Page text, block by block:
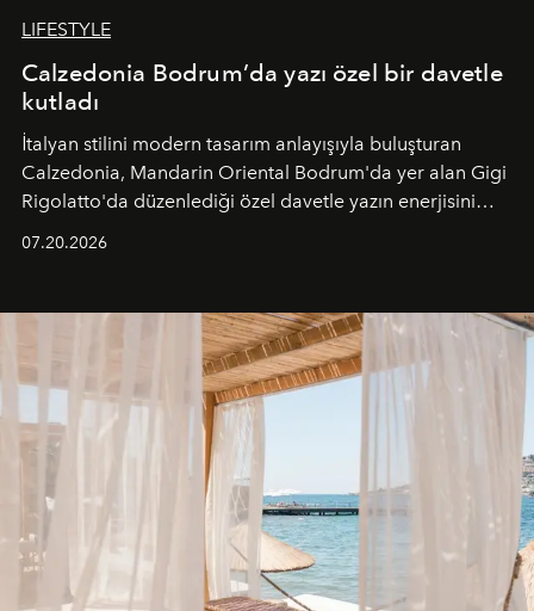
LIFESTYLE
Calzedonia Bodrum’da yazı özel bir davetle
kutladı
İtalyan stilini modern tasarım anlayışıyla buluşturan
Calzedonia, Mandarin Oriental Bodrum'da yer alan Gigi
Rigolatto'da düzenlediği özel davetle yazın enerjisini
07.20.2026